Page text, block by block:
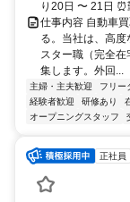
り20日 〜 21日
仕事内容 自動車
る。当社は、高
スター職（完全
集します。外回...
主婦・主夫歓迎 フリー
経験者歓迎
研修あり
オープニングスタッフ
正社員